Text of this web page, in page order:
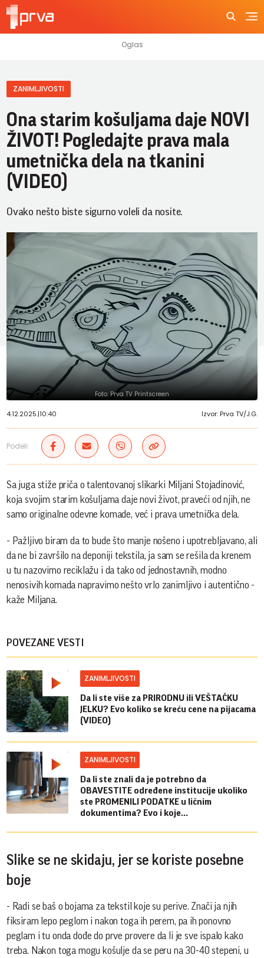
ZANIMLJIVOSTI
Ona starim košuljama daje NOVI
ŽIVOT! Pogledajte prava mala
umetnička dela na tkanini
(VIDEO)
Ovako nešto biste sigurno voleli da nosite.
Foto: Prva TV Printscreen
4.12.2025.|10:40 Izvor: Prva TV/J.G.
Podeli:
Sa juga stiže priča o talentovanoj slikarki Miljani Stojadinović,
koja svojim starim košuljama daje novi život, praveći od njih, ne
samo originalne odevne komade, već i prava umetnička dela.
- Pažljivo biram da to bude što manje nošeno i upotrebljavano, ali
da ne bi završilo na deponiji tekstila, ja sam se rešila da krenem
u tu nazovimo reciklažu i da tako od jednostavnih, modno
nenosivih komada napravimo nešto vrlo zanimljivo i autentično -
kaže Miljana.
POVEZANE VESTI
ZANIMLJIVOSTI
Da li ste više za PRIRODNU ili VEŠTAČKU
JELKU? Evo koliko se kreću cene na pijacama
(VIDEO)
ZANIMLJIVOSTI
Da li ste znali da je potrebno da
OBAVESTITE određene institucije ukoliko
ste PROMENILI PODATKE u ličnim
dokumentima? Evo i koje...
Slike se ne skidaju, jer se koriste posebne
boje
- Radi se baš o bojama za tekstil koje su perive. Znači ja njih
fiksiram lepo peglom i nakon toga ih perem, pa ih ponovno
peglam i tu onda dođe do prve provere da li je sve ispalo kako
treba. Nakon toga mogu košulje da se peru na 30-40 stepeni, u